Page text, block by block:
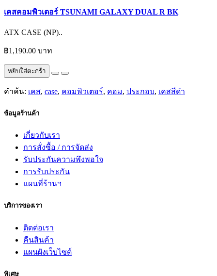
เคสคอมพิวเตอร์ TSUNAMI GALAXY DUAL R BK
ATX CASE (NP)..
฿1,190.00 บาท
หยิบใส่ตะกร้า
คำค้น: เคส, case, คอมพิวเตอร์, คอม, ประกอบ, เคสสีดำ
ข้อมูลร้านค้า
เกี่ยวกับเรา
การสั่งซื้อ / การจัดส่ง
รับประกันความพึงพอใจ
การรับประกัน
แผนที่ร้านฯ
บริการของเรา
ติดต่อเรา
คืนสินค้า
แผนผังเว็บไซต์
พิเศษ